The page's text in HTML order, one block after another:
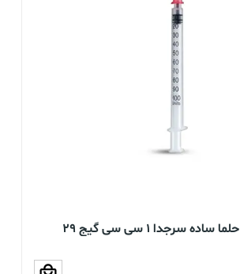
سرنگ انسولین حلما ساده سرجدا 1 سی سی گیج 29